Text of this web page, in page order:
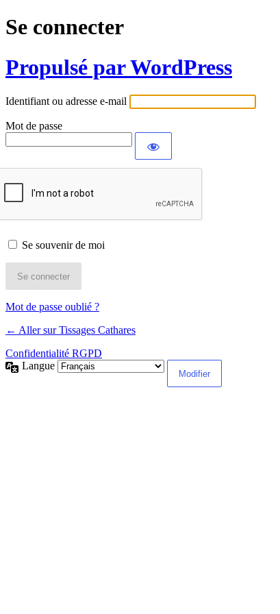
Se connecter
Propulsé par WordPress
Identifiant ou adresse e-mail
Mot de passe
Se souvenir de moi
Mot de passe oublié ?
← Aller sur Tissages Cathares
Confidentialité RGPD
Langue